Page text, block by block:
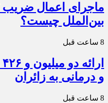
بین‌الملل چیست؟
8 ساعت قبل
و درمانی به زائران
8 ساعت قبل